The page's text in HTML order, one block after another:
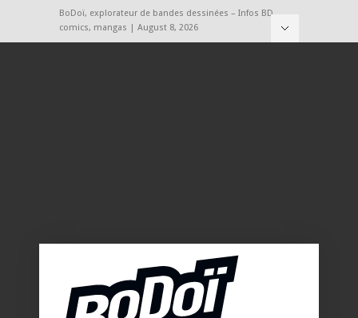
BoDoï, explorateur de bandes dessinées – Infos BD,
comics, mangas | August 8, 2026